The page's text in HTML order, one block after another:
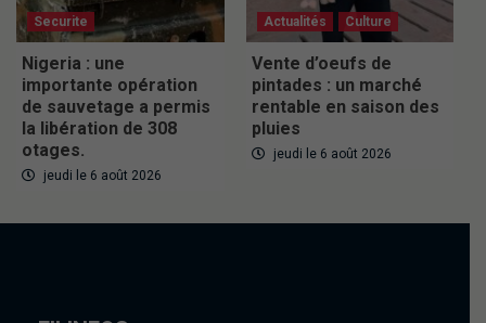
Securite
Nigeria : une
importante opération
de sauvetage a permis
la libération de 308
otages.
jeudi le 6 août 2026
Actualités Culture
Vente d’oeufs de
pintades : un marché
rentable en saison des
pluies
jeudi le 6 août 2026